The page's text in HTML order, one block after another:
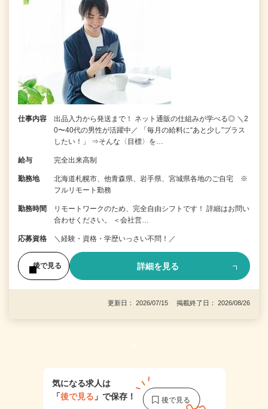
仕事内容
出品入力から発送まで！ ネット通販の仕組みが学べる◎ ＼2
0〜40代の男性が活躍中／ 「毎月の給料に“あと少し”プラス
したい！」 ⇒そんな〈目標〉を…
給与 完全出来高制
勤務地
北海道札幌市、他青森県、岩手県、宮城県各地のご自宅 ※
フルリモート勤務
勤務時間
リモートワークのため、完全自由シフトです！ 詳細はお問い
合わせください。 ＜会社営…
応募資格 ＼経験・資格・学歴いっさい不問！／
後で見る 詳細を見る
更新日： 2026/07/15 掲載終了日： 2026/08/26
1
気になる求人は
「後で見る 」で保存！